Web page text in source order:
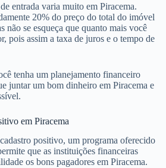
entrada varia muito em Piracema.
20% do preço do total do imóvel
não se esqueça que quanto mais você
pois assim a taxa de juros e o tempo de
tenha um planejamento financeiro
juntar um bom dinheiro em Piracema e
em Piracema
positivo, um programa oferecido
que as instituições financeiras
os bons pagadores em Piracema.